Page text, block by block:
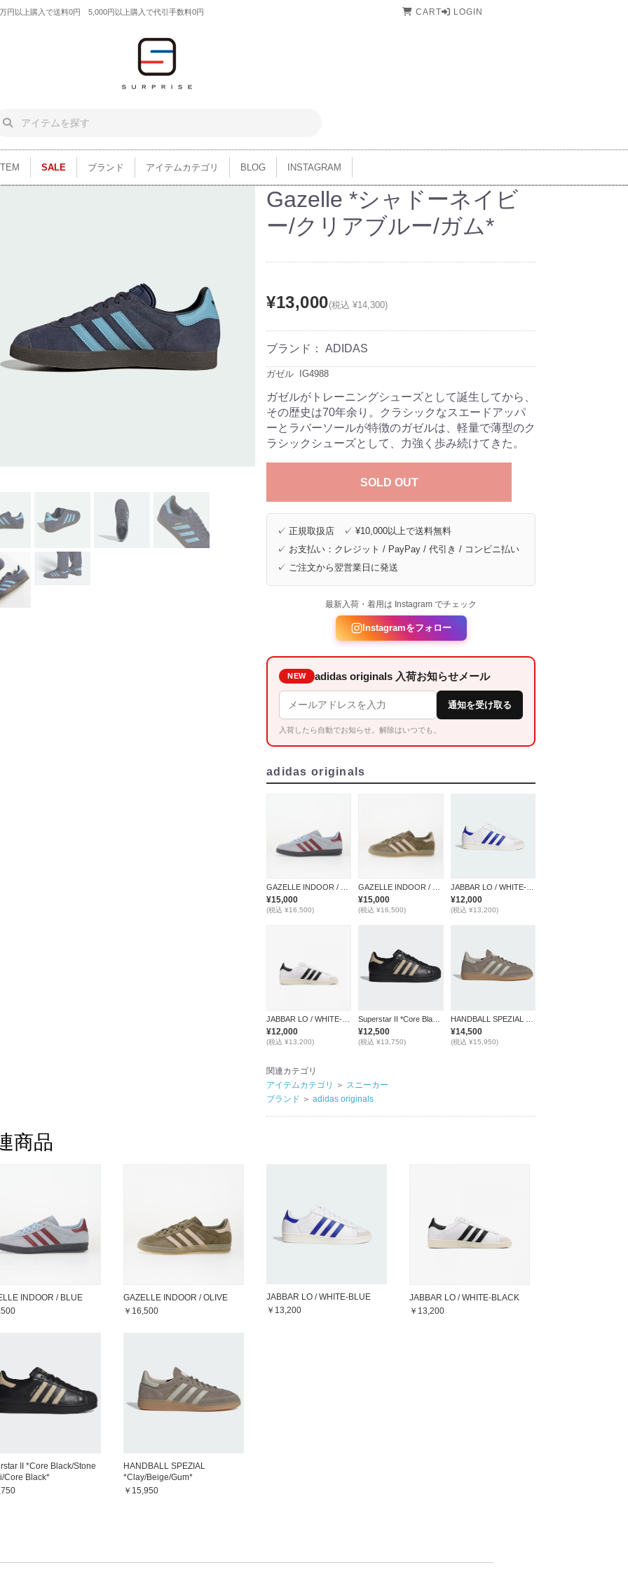
円以上購入で送料0円 5,000円以上購入で代引手数料0円 CART LOGIN
SALE ブランド アイテムカテゴリ BLOG INSTAGRAM
Gazelle *シャドーネイビ
ー/クリアブルー/ガム*
¥13,000(税込 ¥14,300)
ブランド： ADIDAS
ガゼル  IG4988
ガゼルがトレーニングシューズとして誕生してから、
その歴史は70年余り。クラシックなスエードアッパ
ーとラバーソールが特徴のガゼルは、軽量で薄型のク
ラシックシューズとして、力強く歩み続けてきた。
SOLD OUT
✓ 正規取扱店 ✓ ¥10,000以上で送料無料
✓ お支払い：クレジット / PayPay / 代引き / コンビニ払い
✓ ご注文から翌営業日に発送
最新入荷・着用は Instagram でチェック
Instagramをフォロー
NEW adidas originals 入荷お知らせメール
通知を受け取る
入荷したら自動でお知らせ。解除はいつでも。
adidas originals
¥15,000
(税込 ¥16,500)
¥15,000
(税込 ¥16,500)
JABBAR LO / WHITE-BLUE
¥12,000
(税込 ¥13,200)
¥12,000
(税込 ¥13,200)
¥12,500
(税込 ¥13,750)
¥14,500
(税込 ¥15,950)
関連カテゴリ
アイテムカテゴリ
＞ スニーカー
ブランド ＞ adidas originals
商品
INDOOR / BLUE
GAZELLE INDOOR / OLIVE
￥16,500
JABBAR LO / WHITE-BLUE
￥13,200
JABBAR LO / WHITE-BLACK
￥13,200
II *Core Black/Stone
Core Black*
HANDBALL SPEZIAL
*Clay/Beige/Gum*
￥15,950